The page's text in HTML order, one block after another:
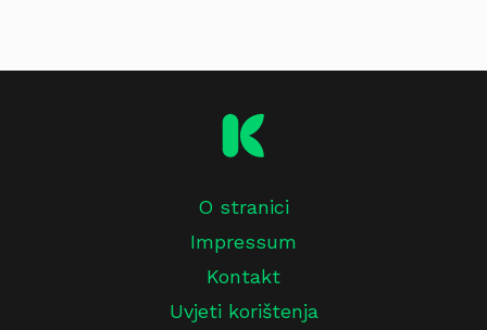
O stranici
Impressum
Kontakt
Uvjeti korištenja